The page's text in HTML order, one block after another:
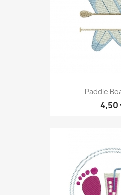
Paddle
4,50